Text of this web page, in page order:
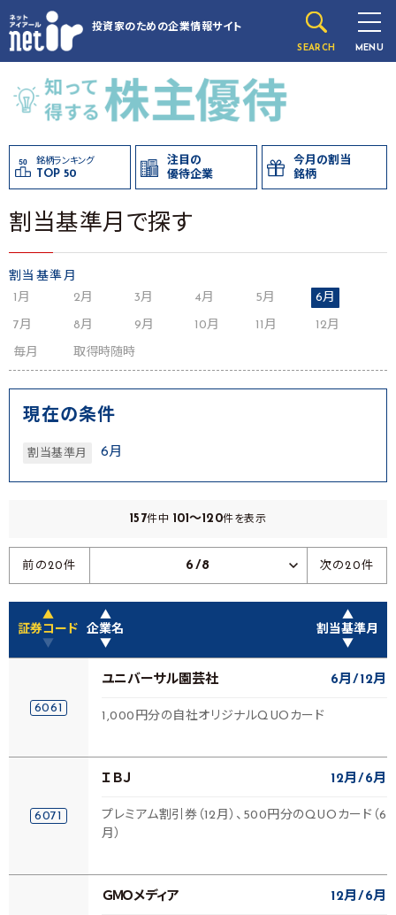
投資家のための企業情報サイト
SEARCH MENU
銘柄ランキング
TOP 50
注目の
優待企業
今月の割当
銘柄
割当基準月で探す
割当基準月
1月
2月 3月 4月 5月 6月
7月 8月 9月 10月 11月 12月
毎月 取得時随時
現在の条件
割当基準月 6月
157件中 101～120件を表示
前の20件 6/8 次の20件
▲
証券コード
▼
▲
企業名
▼
▲
割当基準月
▼
6061
ユニバーサル園芸社 6月 12月
1,000円分の自社オリジナルQUOカード
6071
ＩＢＪ 12月 6月
プレミアム割引券（12月）、500円分のQUOカード（6
月）
ＧＭＯメディア 12月 6月